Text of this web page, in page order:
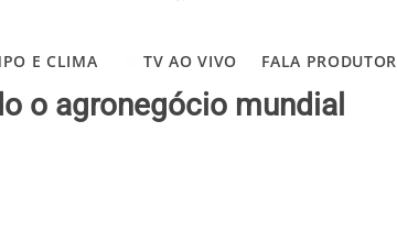
E CLIMA TV AO VIVO FALA PRODUTOR
o agronegócio mundial